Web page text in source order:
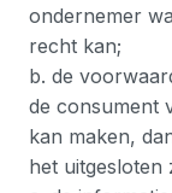
ondernemer
recht kan;
b. de
de consument
kan maken,
het uitgesloten